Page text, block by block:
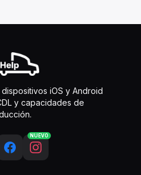
iOS y Android
y capacidades de
NUEVO